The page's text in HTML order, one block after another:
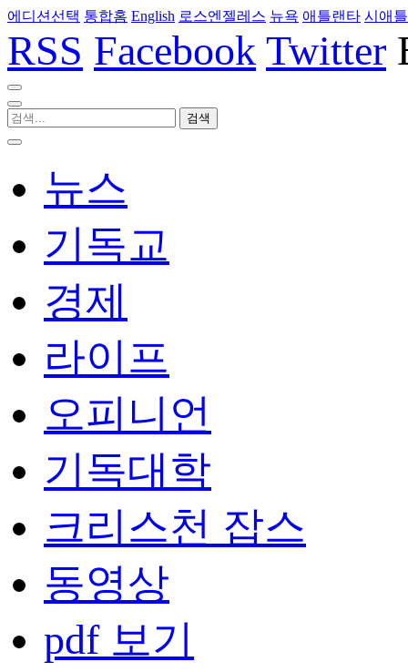
에디션선택 통합홈 English 로스엔젤레스 뉴욕 애틀랜타 시애틀
RSS Facebook Twitter
뉴스
기독교
경제
라이프
오피니언
기독대학
크리스천 잡스
동영상
pdf 보기